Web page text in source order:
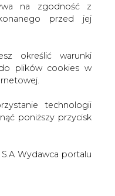
na zgodność z
przed jej
określić warunki
plików cookies w
technologii
poniższy przycisk
Wydawca portalu